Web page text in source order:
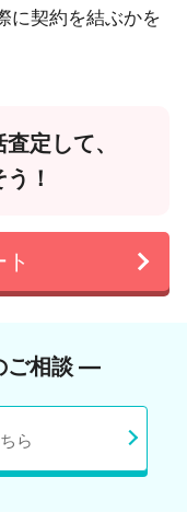
に契約を結ぶかを
定して、
！
ご相談 ―
ら